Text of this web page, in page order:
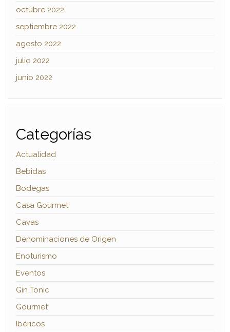
octubre 2022
septiembre 2022
agosto 2022
julio 2022
junio 2022
Categorías
Actualidad
Bebidas
Bodegas
Casa Gourmet
Cavas
Denominaciones de Origen
Enoturismo
Eventos
Gin Tonic
Gourmet
Ibéricos